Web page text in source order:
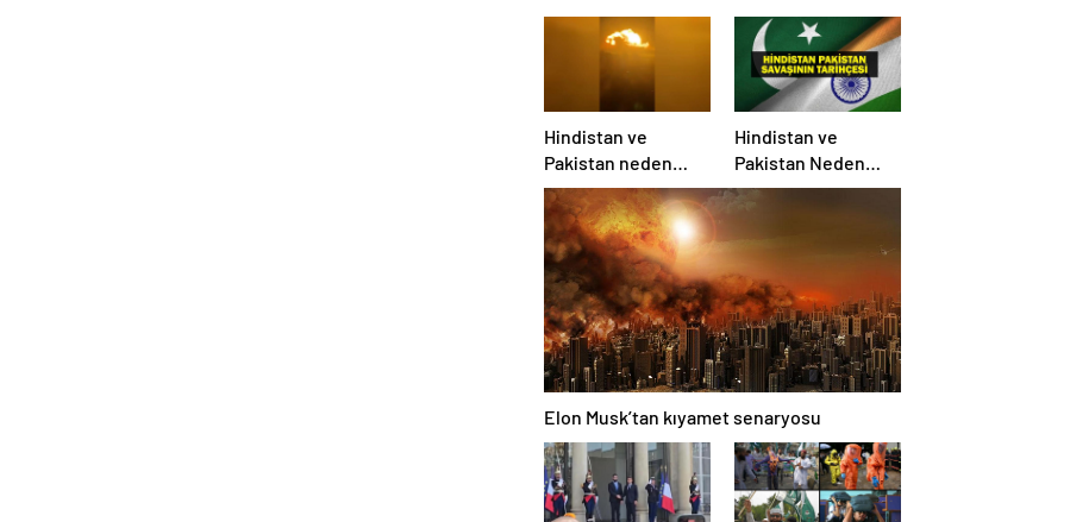
Hindistan ve
Pakistan neden
savaşıyor?
Hindistan ve
Pakistan Neden
Savaşıyor? Keşmir
Neden Savaş
Başladı? İşte
Hindistan Pakistan
Savaşının Tarihçesi!
Elon Musk’tan kıyamet senaryosu